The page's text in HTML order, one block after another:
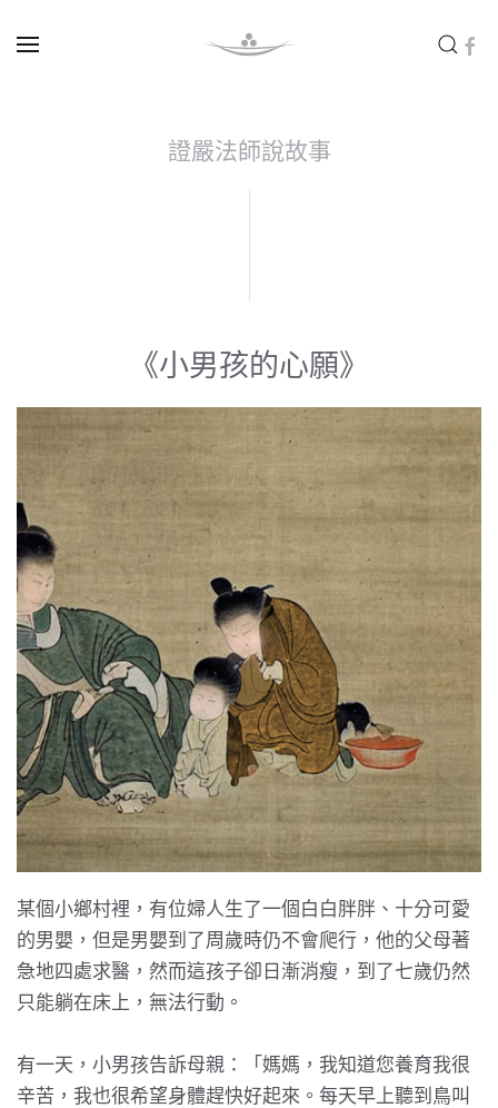
證嚴法師說故事
《小男孩的心願》
某個小鄉村裡，有位婦人生了一個白白胖胖、十分可愛
的男嬰，但是男嬰到了周歲時仍不會爬行，他的父母著
急地四處求醫，然而這孩子卻日漸消瘦，到了七歲仍然
只能躺在床上，無法行動。
有一天，小男孩告訴母親：「媽媽，我知道您養育我很
辛苦，我也很希望身體趕快好起來。每天早上聽到鳥叫